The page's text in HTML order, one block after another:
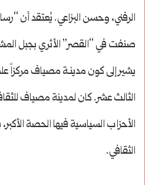
الرفني، وحسن البزاعي. يُعتقد أن
صنفت في “القصر” الأثري بجبل
يشير إلى كون مدينـة مصياف مركزاً
الثالث عشر. كان لمدينة مصياف
الأحزاب السياسية فيها الحصة
الثقافي.